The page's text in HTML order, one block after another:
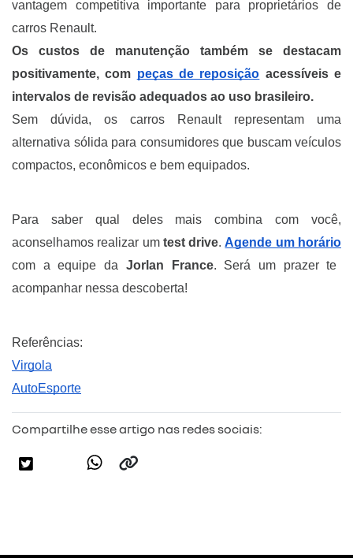
vantagem competitiva importante para proprietários de
carros Renault.
Os custos de manutenção também se destacam
positivamente, com peças de reposição acessíveis e
intervalos de revisão adequados ao uso brasileiro.
Sem dúvida, os carros Renault representam uma
alternativa sólida para consumidores que buscam veículos
compactos, econômicos e bem equipados.
Para saber qual deles mais combina com você,
aconselhamos realizar um test drive.Agende um horário
com a equipe da Jorlan France. Será um prazer te
acompanhar nessa descoberta!
Referências:
Virgola
AutoEsporte
Compartilhe esse artigo nas redes sociais: